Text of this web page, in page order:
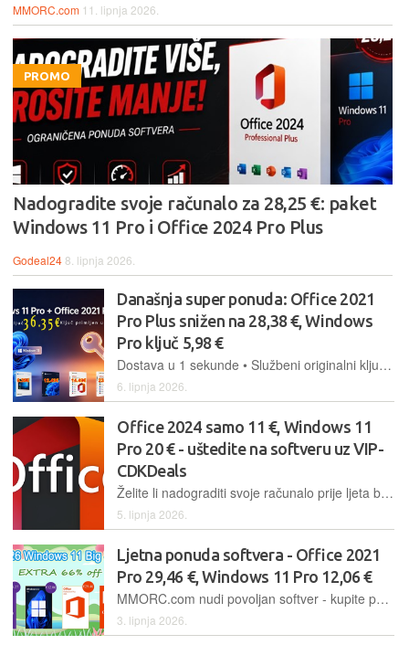
MMORC.com 11. lipnja 2026.
PROMO
Nadogradite svoje računalo za 28,25 €: paket
Windows 11 Pro i Office 2024 Pro Plus
Godeal248. lipnja 2026.
Današnja super ponuda: Office 2021
Pro Plus snižen na 28,38 €, Windows
Pro ključ 5,98 €
Dostava u 1 sekunde • Službeni originalni ključ • Office 2021 28,38 €
6. lipnja 2026.
Office 2024 samo 11 €, Windows 11
Pro 20 € - uštedite na softveru uz VIP-
CDKDeals
Želite li nadograditi svoje računalo prije ljeta bez trošenja bogatstva na softver?
5. lipnja 2026.
Ljetna ponuda softvera - Office 2021
Pro 29,46 €, Windows 11 Pro 12,06 €
MMORC.com nudi povoljan softver - kupite paket koji uključuje Office 2021 Pro i Windows 11 Pro za samo 36,44 € i opremite računalo novim trajno aktiviranim originalnim softverom
3. lipnja 2026.